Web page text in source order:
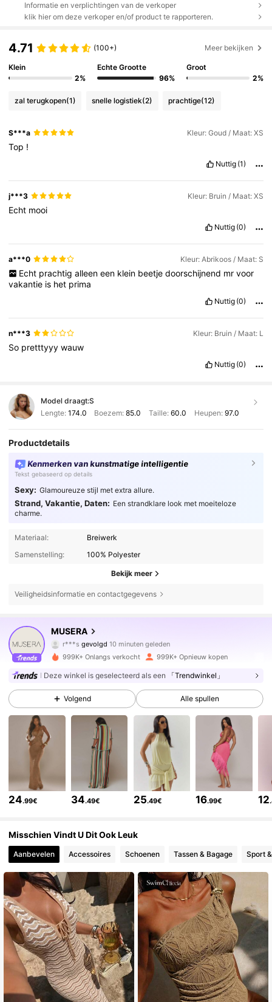
Informatie en verplichtingen van de verkoper
klik hier om deze verkoper en/of product te rapporteren.
4.71 (100+) Meer bekijken
Klein
2%
Echte Grootte
96%
Groot
2%
zal terugkopen(1) snelle logistiek(2) prachtige(12)
S***a Kleur: Goud / Maat: XS
Top !
Nuttig (1)
j***3 Kleur: Bruin / Maat: XS
Echt mooi
Nuttig (0)
a***0 Kleur: Abrikoos / Maat: S
Echt prachtig alleen een klein beetje doorschijnend mr voor
vakantie is het prima
Nuttig (0)
n***3 Kleur: Bruin / Maat: L
So pretttyyywauw
Nuttig (0)
Model draagt:S
Lengte: 174.0 Boezem:85.0 Taille: 60.0 Heupen: 97.0
Productdetails
Kenmerken van kunstmatige intelligentie
Tekst gebaseerd op details
Sexy: Glamoureuze stijl met extra allure.
Strand, Vakantie, Daten: Een strandklare look met moeiteloze
charme.
Materiaal:
Breiwerk
Samenstelling:
100% Polyester
Bekijk meer
Veiligheidsinformatie en contactgegevens
MUSERA
r***s gevolgd 10 minuten geleden
4.3M Volgers
4.83 4.3M Volgers
4.3M Volgers
4.83 4.3M Volgers
4.83
4.83 4.3M Volgers
4.83 4.3M Volgers
4.83 4.3M Volgers
999K+ Onlangs verkocht 999K+ Opnieuw kopen
Deze winkel is geselecteerd als een 「Trendwinkel」
Volgend Alle spullen
24.99€ 34.49€ 25.49€ 16.99€ 12
Misschien Vindt U Dit Ook Leuk
Aanbevelen Accessoires Schoenen Tassen & Bagage Sport